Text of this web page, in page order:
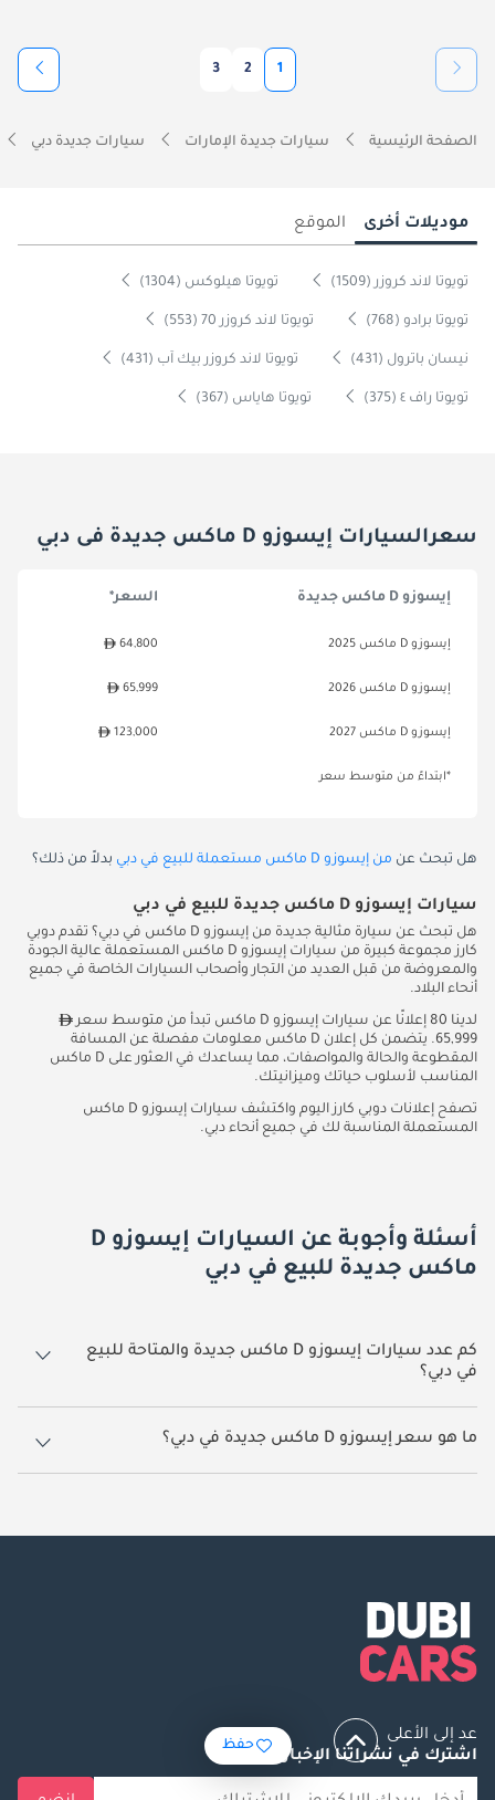
1
2
3
الصفحة الرئيسية سيارات جديدة الإمارات سيارات جديدة دبي
موديلات أخرى الموقع
تويوتا لاند كروزر (1509) تويوتا هيلوكس (1304)
تويوتا برادو (768) تويوتا لاند كروزر 70 (553)
نيسان باترول (431) تويوتا لاند كروزر بيك آب (431)
تويوتا راف ٤ (375) تويوتا هاياس (367)
سعرالسيارات إيسوزو D ماكس جديدة فى دبي
إيسوزو D ماكس جديدة السعر*
إيسوزو D ماكس 2025 64,800
إيسوزو D ماكس 2026 65,999
إيسوزو D ماكس 2027 123,000
*ابتداءً من متوسط سعر
هل تبحث عن من إيسوزو D ماكس مستعملة للبيع في دبي بدلاً من ذلك؟
سيارات إيسوزو D ماكس جديدة للبيع في دبي
هل تبحث عن سيارة مثالية جديدة من إيسوزو D ماكس في دبي؟ تقدم دوبي
كارز مجموعة كبيرة من سيارات إيسوزو D ماكس المستعملة عالية الجودة
والمعروضة من قبل العديد من التجار وأصحاب السيارات الخاصة في جميع
أنحاء البلاد.
لدينا 80 إعلانًا عن سيارات إيسوزو D ماكس تبدأ من متوسط سعر
65,999. يتضمن كل إعلان D ماكس معلومات مفصلة عن المسافة
المقطوعة والحالة والمواصفات، مما يساعدك في العثور على D ماكس
المناسب لأسلوب حياتك وميزانيتك.
تصفح إعلانات دوبي كارز اليوم واكتشف سيارات إيسوزو D ماكس
المستعملة المناسبة لك في جميع أنحاء دبي.
أسئلة وأجوبة عن السيارات إيسوزو D
ماكس جديدة للبيع في دبي
كم عدد سيارات إيسوزو D ماكس جديدة والمتاحة للبيع
في دبي؟
80 سيارة إيسوزو D ماكس جديدة متوفرة للبيع في دبي.
ما هو سعر إيسوزو D ماكس جديدة في دبي؟
يبدأ سعر سيارة إيسوزو D ماكس جديدة في دبي 65,999.
حفظ
عد إلى الأعلى
اشترك في نشراتنا الإخبارية